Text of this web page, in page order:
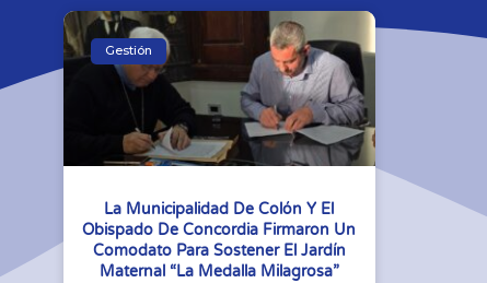
Gestión
La Municipalidad De Colón Y El
Obispado De Concordia Firmaron Un
Comodato Para Sostener El Jardín
Maternal “La Medalla Milagrosa”